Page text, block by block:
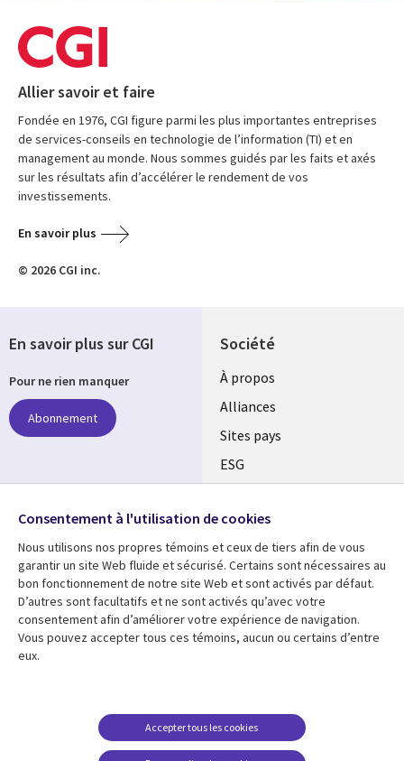
Allier savoir et faire
Fondée en 1976, CGI figure parmi les plus importantes entreprises
de services-conseils en technologie de l’information (TI) et en
management au monde. Nous sommes guidés par les faits et axés
sur les résultats afin d’accélérer le rendement de vos
investissements.
En savoir plus
© 2026 CGI inc.
Société
À propos
Alliances
Sites pays
ESG
Fusions
Salle de presse
Ressources
Articles
Études de cas
Support
Restrictions et
conditions juridiques
En savoir plus sur CGI
Pour ne rien manquer
Abonnement
Suivez-nous
Social
Media
Global
FR
Consentement à l'utilisation de cookies
Nous utilisons nos propres témoins et ceux de tiers afin de vous
garantir un site Web fluide et sécurisé. Certains sont nécessaires au
bon fonctionnement de notre site Web et sont activés par défaut.
D’autres sont facultatifs et ne sont activés qu’avec votre
consentement afin d’améliorer votre expérience de navigation.
Vous pouvez accepter tous ces témoins, aucun ou certains d’entre
eux.
Accepter tous les cookies